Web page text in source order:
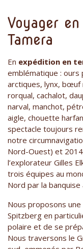
Voyager
Tamera
En expédition en
emblématique : ours
arctiques, lynx, bœuf
rorqual, cachalot,
narval, manchot,
aigle, chouette
spectacle toujours
notre
Nord-Ouest) et
l’explorateur Gilles
trois équipes au
Nord par la
Nous proposons
Spitzberg en
polaire et de se
Nous traversons le